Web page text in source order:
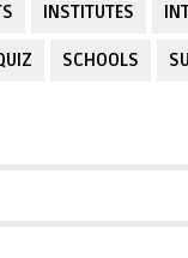
INSTITUTES
SCHOOLS